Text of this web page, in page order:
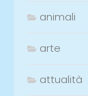
animali
arte
attualità